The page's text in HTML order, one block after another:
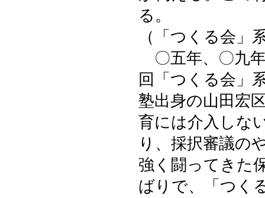
る。
（「つくる会」
〇五年、〇九
回「つくる会」
塾出身の山田宏
育には介入しな
り、採択審議の
強く闘ってきた
ばりで、「つく